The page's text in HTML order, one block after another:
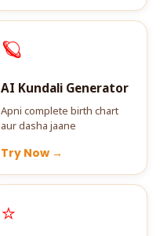
🪐
AI Kundali Generator
Apni complete birth chart
aur dasha jaane
Try Now →
⭐